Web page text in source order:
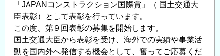
「JAPANコンストラクション国際賞」（ 国土交通大
臣表彰）として表彰を行っています。
この度、第９回表彰の募集を開始します。
国土交通大臣から表彰を受け、海外での実績や事業活
動を国内外へ発信する機会として、奮ってご応募くだ